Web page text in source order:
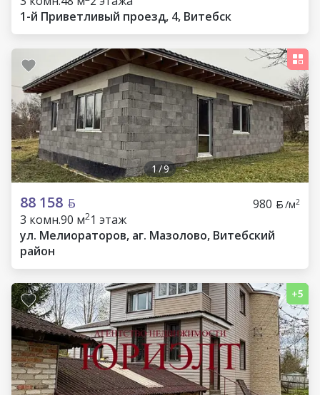
1-й Приветливый проезд, 4, Витебск
1/9
88 158 980 /м2
3 комн.90 м21 этаж
ул. Мелиораторов, аг. Мазолово, Витебский
район